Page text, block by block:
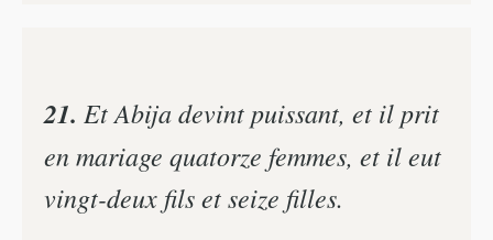
21. Et Abija devint puissant, et il prit
en mariage quatorze femmes, et il eut
vingt-deux fils et seize filles.